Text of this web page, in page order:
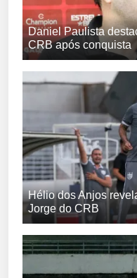
Daniel Paulista
CRB após conquista
Hélio dos Anjos
Jorge do CRB